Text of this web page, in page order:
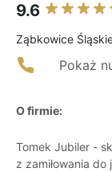
9.6
Ząbkowice
Pokaż
O firmie:
Tomek Jubiler -
z zamiłowania